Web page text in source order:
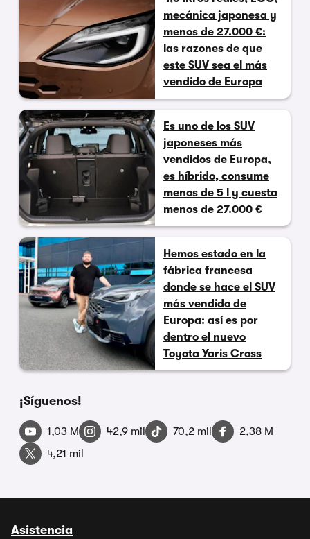
mecánica japonesa y
menos de 27.000 €:
las razones de que
este SUV sea el más
vendido de Europa
Es uno de los SUV
japoneses más
vendidos de Europa,
es híbrido, consume
menos de 5 l y cuesta
menos de 27.000 €
Hemos estado en la
fábrica francesa
donde se hace el SUV
más vendido de
Europa: así es por
dentro el nuevo
Toyota Yaris Cross
¡Síguenos!
1,03 M 42,9 mil 70,2 mil
2,38 M
4,21 mil
Asistencia